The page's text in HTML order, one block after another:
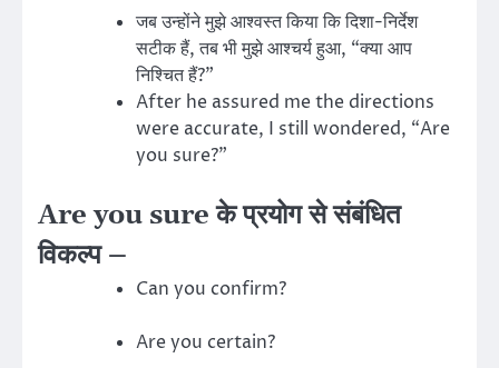
जब उन्होंने मुझे आश्वस्त किया कि दिशा-निर्देश
सटीक हैं, तब भी मुझे आश्चर्य हुआ, “क्या आप
निश्चित हैं?”
After he assured me the directions
were accurate, I still wondered, “Are
you sure?”
Are you sure के प्रयोग से संबंधित
विकल्प –
Can you confirm?
Are you certain?